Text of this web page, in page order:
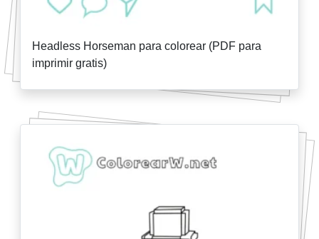
Headless Horseman para colorear (PDF para
imprimir gratis)